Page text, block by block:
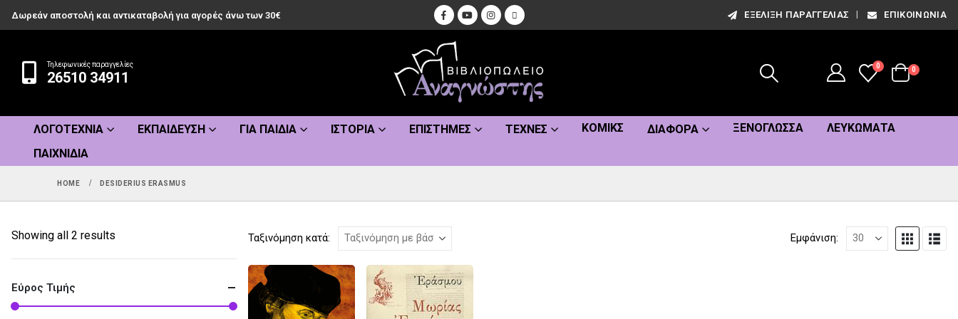
Δωρεάν αποστολή και αντικαταβολή για αγορές άνω των 30€ ΕΞΈΛΙΞΗ ΠΑΡΑΓΓΕΛΊΑΣ ΕΠΙΚΟΙΝΩΝΊΑ
Τηλεφωνικές παραγγελίες
26510 34911
0
0
ΛΟΓΟΤΕΧΝΊΑ ΕΚΠΑΊΔΕΥΣΗ ΓΙΑ ΠΑΙΔΙΆ ΙΣΤΟΡΊΑ ΕΠΙΣΤΉΜΕΣ ΤΈΧΝΕΣ ΚΌΜΙΚΣ ΔΙΆΦΟΡΑ ΞΕΝΌΓΛΩΣΣΑ
ΛΕΥΚΏΜΑΤΑ
ΠΑΙΧΝΊΔΙΑ
HOME DESIDERIUS ERASMUS
Ταξινόμηση κατά: Εμφάνιση:
Showing all 2 results
Εύρος Τιμής